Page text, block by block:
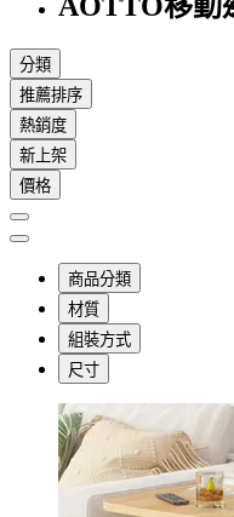
分類
推薦排序
熱銷度
新上架
價格
商品分類
材質
組裝方式
尺寸